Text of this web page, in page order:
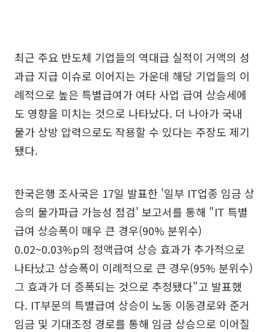
최근 주요 반도체 기업들의 역대급 실적이 거액의 성
과급 지급 이슈로 이어지는 가운데 해당 기업들의 이
례적으로 높은 특별급여가 여타 사업 급여 상승세에
도 영향을 미치는 것으로 나타났다. 더 나아가 국내
물가 상방 압력으로도 작용할 수 있다는 주장도 제기
됐다.
한국은행 조사국은 17일 발표한 '일부 IT업종 임금 상
승의 물가파급 가능성 점검' 보고서를 통해 "IT 특별
급여 상승폭이 매우 큰 경우(90% 분위수)
0.02~0.03%p의 정액급여 상승 효과가 추가적으로
나타났고 상승폭이 이례적으로 큰 경우(95% 분위수)
그 효과가 더 증폭되는 것으로 추정됐다"고 발표했
다. IT부문의 특별급여 상승이 노동 이동경로와 준거
임금 및 기대조정 경로를 통해 임금 상승으로 이어질